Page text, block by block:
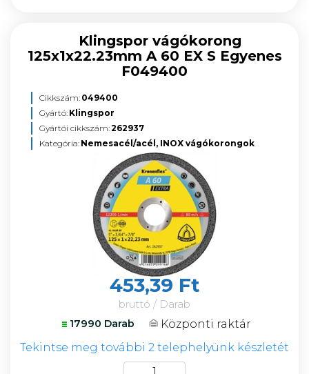
Klingspor vágókorong
125x1x22.23mm A 60 EX S Egyenes
F049400
Cikkszám: 049400
Gyártó: Klingspor
Gyártói cikkszám:262937
Kategória: Nemesacél/acél, INOX vágókorongok
453,39 Ft
bruttó / Darab
17990 Darab
Központi raktár
Tekintse meg további 2 telephelyünk készletét